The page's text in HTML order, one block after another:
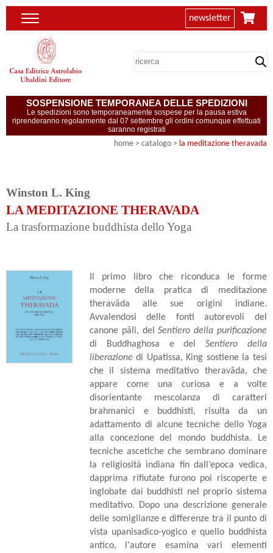
newsletter
SOSPENSIONE TEMPORANEA DELLE SPEDIZIONI
Le spedizioni sono temporaneamente sospese per la pausa estiva
riprenderanno regolarmente dal 07 settembre gli ordini comunque effettuati
saranno registrati
home > catalogo > la meditazione theravada
Winston L. King
LA MEDITAZIONE THERAVADA
La trasformazione buddhista dello Yoga
Il primo libro che riconduca le forme
moderne della pratica di meditazione
theravāda alle sue origini indiane.
Avvalendosi delle fonti autorevoli del
canone pāli, delSentiero della purificazione
di Buddhaghosa e delSentiero della
liberazione di Upatissa, King sostiene la tesi
che il sistema meditativo theravāda, che
appare come una curiosa e a volte
disorientante mescolanza di caratteri
brahmanici e buddhisti, risulta da un
adattamento di alcune tecniche dello Yoga
alla concezione del mondo buddhista. Le
tecniche ascetiche che sembrano dominare
la religiosità indiana fin dall’epoca vedica,
dapprima rifiutate furono poi riscoperte e
inglobate dai buddhisti nel proprio sistema
meditativo. Dopo una descrizione generale
delle somiglianze e differenze tra il punto di
vista upanisadico-yogico e quello buddhista
antico, l'autore esamina vari elementi